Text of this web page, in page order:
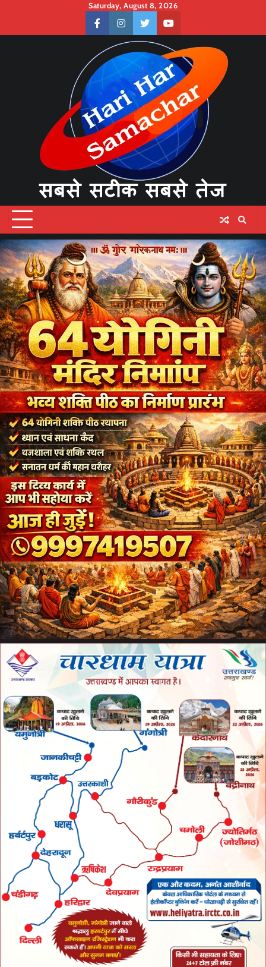
content
Saturday, August 8, 2026
facebookinstagramtwitteryoutube